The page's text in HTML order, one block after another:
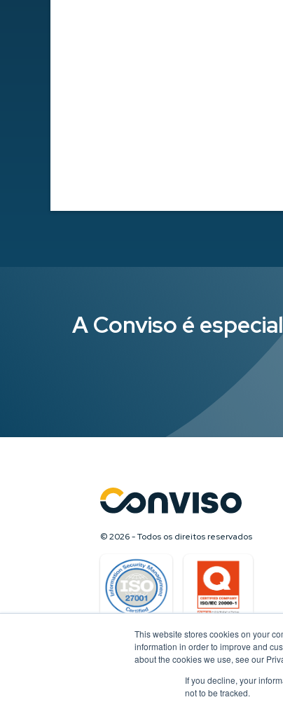
This website stores cookies on your
information in order to improve and
about the cookies we use, see our
If you decline, your
not to be tracked.
A Conviso é
© 2026 - Todos os direitos reservados